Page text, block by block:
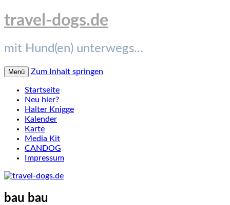
travel-dogs.de
mit Hund(en) unterwegs…
Menü Zum Inhalt springen
Startseite
Neu hier?
Halter Knigge
Kalender
Karte
Media Kit
CANDOG
Impressum
bau bau